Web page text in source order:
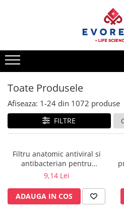
Nebulizatoare
Concentratoare oxigen
Senzori SpO2
Pulsoximetre
Capnometre
Lampi operatie
Negatoscoape
Holter EKG
Termometre
Higrometre
Toate Produsele
Afiseaza: 1-24 din 1072 produse
FILTRE
Filtru anatomic antiviral si
antibacterian pentru
spirometrie – int. Ø 27,5mm x
9,14 Lei
ADAUGA IN COS